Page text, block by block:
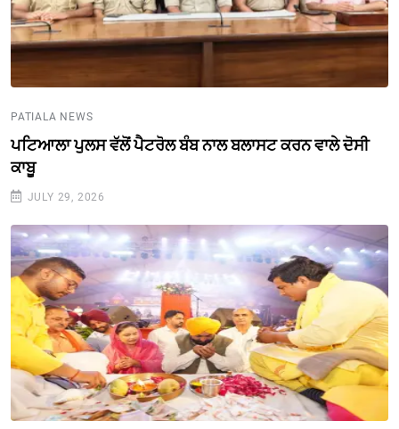
PATIALA NEWS
ਪਟਿਆਲਾ ਪੁਲਸ ਵੱਲੋਂ ਪੈਟਰੋਲ ਬੰਬ ਨਾਲ ਬਲਾਸਟ ਕਰਨ ਵਾਲੇ ਦੋਸੀ
ਕਾਬੂ
JULY 29, 2026